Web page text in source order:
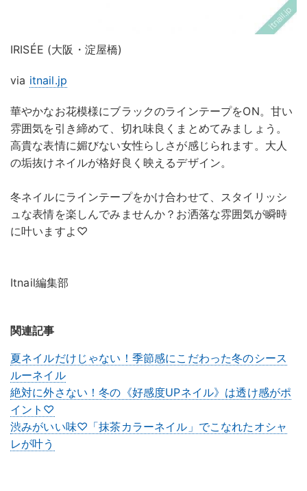
IRISÉE (大阪・淀屋橋)
via itnail.jp
華やかなお花模様にブラックのラインテープをON。甘い
雰囲気を引き締めて、切れ味良くまとめてみましょう。
高貴な表情に媚びない女性らしさが感じられます。大人
の垢抜けネイルが格好良く映えるデザイン。
冬ネイルにラインテープをかけ合わせて、スタイリッシ
ュな表情を楽しんでみませんか？お洒落な雰囲気が瞬時
に叶いますよ♡
Itnail編集部
関連記事
夏ネイルだけじゃない！季節感にこだわった冬のシース
ルーネイル
絶対に外さない！冬の《好感度UPネイル》は透け感がポ
イント♡
渋みがいい味♡「抹茶カラーネイル」でこなれたオシャ
レが叶う